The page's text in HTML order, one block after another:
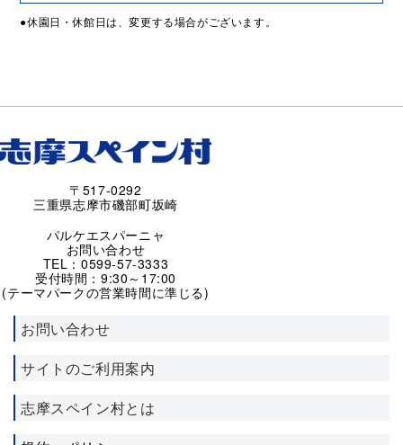
●休園日・休館日は、変更する場合がございます。
〒517-0292
三重県志摩市磯部町坂崎
パルケエスパーニャ
お問い合わせ
TEL：0599-57-3333
受付時間：9:30～17:00
(テーマパークの営業時間に準じる)
お問い合わせ
サイトのご利用案内
志摩スペイン村とは